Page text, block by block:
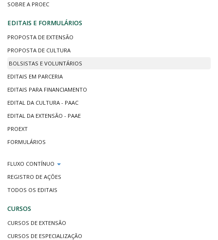
SOBRE A PROEC
EDITAIS E FORMULÁRIOS
PROPOSTA DE EXTENSÃO
PROPOSTA DE CULTURA
BOLSISTAS E VOLUNTÁRIOS
EDITAIS EM PARCERIA
EDITAIS PARA FINANCIAMENTO
EDITAL DA CULTURA - PAAC
EDITAL DA EXTENSÃO - PAAE
PROEXT
FORMULÁRIOS
FLUXO CONTÍNUO
REGISTRO DE AÇÕES
TODOS OS EDITAIS
CURSOS
CURSOS DE EXTENSÃO
CURSOS DE ESPECIALIZAÇÃO